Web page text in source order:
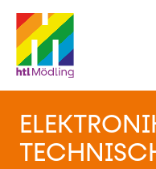
Direkt
zum
Inhalt